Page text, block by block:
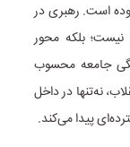
است. رهبری در
نیست؛ بلکه محور
جامعه محسوب
نه‌تنها در داخل
پیدا می‌کند.